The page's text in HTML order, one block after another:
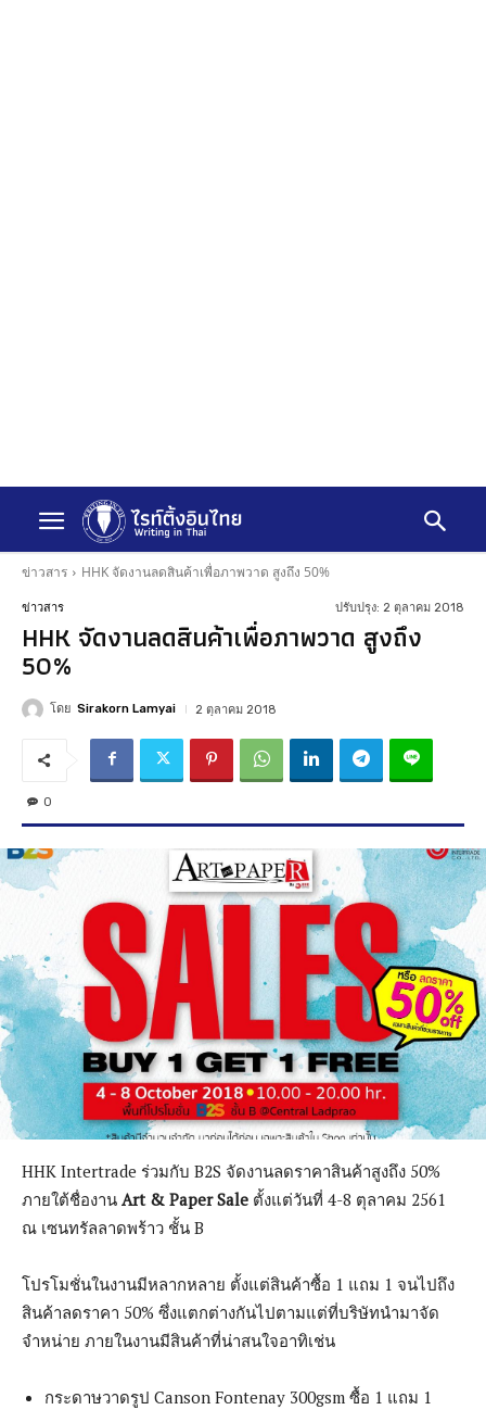
ข่าวสาร HHK จัดงานลดสินค้าเพื่อภาพวาด สูงถึง 50%
ข่าวสาร ปรับปรุง: 2 ตุลาคม 2018
HHK จัดงานลดสินค้าเพื่อภาพวาด สูงถึง
50%
โดย Sirakorn Lamyai 2 ตุลาคม 2018
0
HHK Intertrade ร่วมกับ B2S จัดงานลดราคาสินค้าสูงถึง 50%
ภายใต้ชื่องาน Art & Paper Sale ตั้งแต่วันที่ 4-8 ตุลาคม 2561
ณ เซนทรัลลาดพร้าว ชั้น B
โปรโมชั่นในงานมีหลากหลาย ตั้งแต่สินค้าซื้อ 1 แถม 1 จนไปถึง
สินค้าลดราคา 50% ซึ่งแตกต่างกันไปตามแต่ที่บริษัทนำมาจัด
จำหน่าย ภายในงานมีสินค้าที่น่าสนใจอาทิเช่น
กระดาษวาดรูป Canson Fontenay 300gsm ซื้อ 1 แถม 1